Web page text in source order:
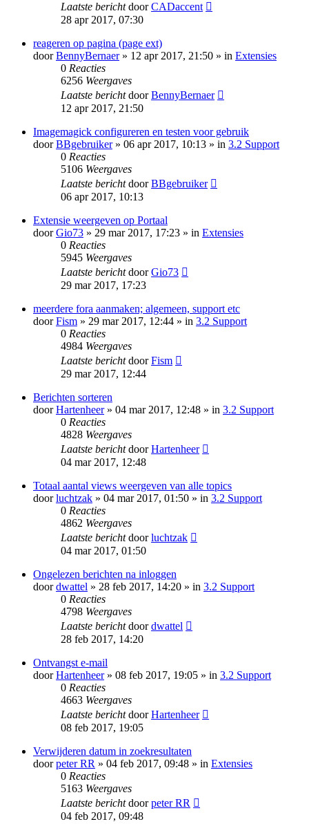
Laatste berichtdoorCADaccent
28 apr 2017, 07:30
reageren op pagina (page ext)
doorBennyBernaer» 12 apr 2017, 21:50 » in Extensies
0 Reacties
6256 Weergaves
Laatste berichtdoorBennyBernaer
12 apr 2017, 21:50
Imagemagick configureren en testen voor gebruik
doorBBgebruiker» 06 apr 2017, 10:13 » in 3.2 Support
0 Reacties
5106 Weergaves
Laatste berichtdoorBBgebruiker
06 apr 2017, 10:13
Extensie weergeven op Portaal
doorGio73 » 29 mar 2017, 17:23 » in Extensies
0 Reacties
5945 Weergaves
Laatste berichtdoorGio73
29 mar 2017, 17:23
meerdere fora aanmaken; algemeen, support etc
doorFism » 29 mar 2017, 12:44 » in 3.2 Support
0 Reacties
4984 Weergaves
Laatste berichtdoorFism
29 mar 2017, 12:44
Berichten sorteren
doorHartenheer» 04 mar 2017, 12:48 » in 3.2 Support
0 Reacties
4828 Weergaves
Laatste berichtdoorHartenheer
04 mar 2017, 12:48
Totaal aantal views weergeven van alle topics
doorluchtzak » 04 mar 2017, 01:50 » in 3.2 Support
0 Reacties
4862 Weergaves
Laatste berichtdoorluchtzak
04 mar 2017, 01:50
Ongelezen berichten na inloggen
doordwattel » 28 feb 2017, 14:20 » in 3.2 Support
0 Reacties
4798 Weergaves
Laatste berichtdoordwattel
28 feb 2017, 14:20
Ontvangst e-mail
doorHartenheer» 08 feb 2017, 19:05 » in 3.2 Support
0 Reacties
4663 Weergaves
Laatste berichtdoorHartenheer
08 feb 2017, 19:05
Verwijderen datum in zoekresultaten
doorpeter RR » 04 feb 2017, 09:48 » in Extensies
0 Reacties
5163 Weergaves
Laatste berichtdoorpeter RR
04 feb 2017, 09:48